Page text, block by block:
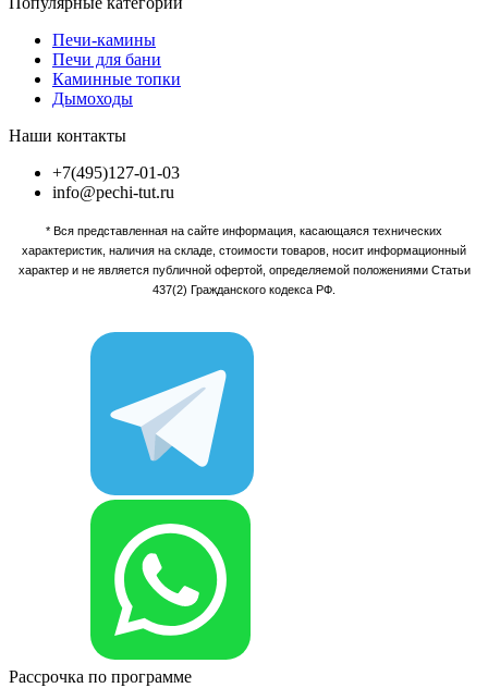
Печи-камины
Печи для бани
Каминные топки
Дымоходы
Наши контакты
+7(495)127-01-03
info@pechi-tut.ru
* Вся представленная на сайте информация, касающаяся технических
характеристик, наличия на складе, стоимости товаров, носит информационный
характер и не является публичной офертой, определяемой положениями Статьи
437(2) Гражданского кодекса РФ.
Рассрочка по программе